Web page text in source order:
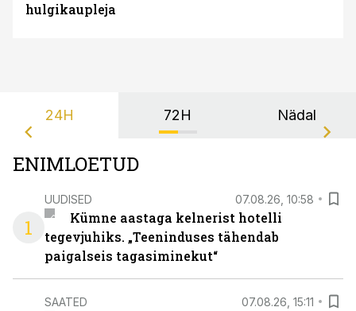
hulgikaupleja
24H 72H Nädal
ENIMLOETUD
1
UUDISED 07.08.26, 10:58
Kümne aastaga kelnerist hotelli
tegevjuhiks. „Teeninduses tähendab
paigalseis tagasiminekut“
SAATED 07.08.26, 15:11